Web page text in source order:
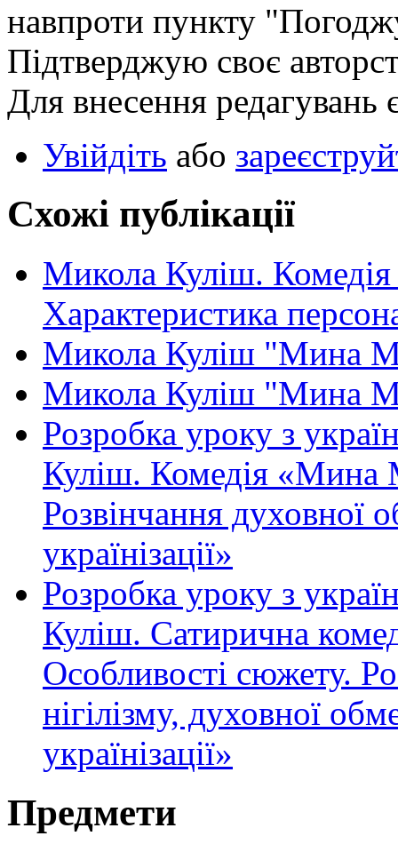
навпроти пункту
Підтверджую своє
Для внесення
Увійдіть або
Схожі публікації
Микола Куліш.
Характеристика
Микола Куліш "Мина
Микола Куліш "Мина
Розробка уроку з
Куліш. Комедія «Мина
Розвінчання духовної
українізації»
Розробка уроку з
Куліш. Сатирична
Особливості сюжету.
нігілізму, духовної
українізації»
Предмети